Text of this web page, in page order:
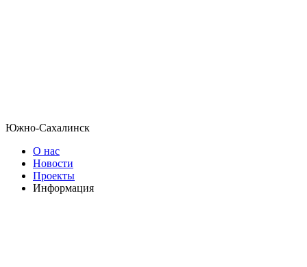
Южно-Сахалинск
О нас
Новости
Проекты
Информация